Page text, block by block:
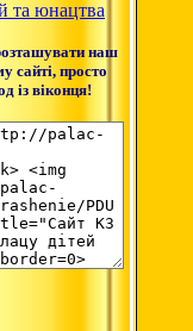
наш
сайті, просто
із віконця!